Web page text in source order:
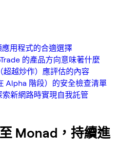
用程式的合適選擇
的產品方向意味著什麼
越炒作）應評估的內容
Alpha 階段）的安全檢查清單
新網路時實現自我託管
Monad，持續進